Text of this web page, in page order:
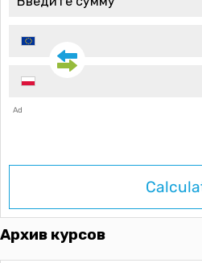
Ad
Архив курсов